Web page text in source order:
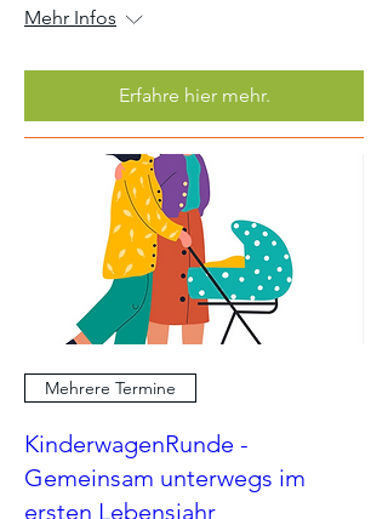
Mehr Infos
Erfahre hier mehr.
Mehrere Termine
KinderwagenRunde -
Gemeinsam unterwegs im
ersten Lebensjahr